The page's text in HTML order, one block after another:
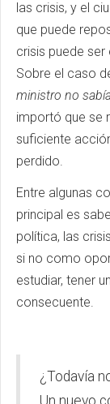
las crisis, y el
que puede
crisis puede
Sobre el caso
ministro no
importó que se
suficiente
perdido.
Entre algunas
principal es
política, las
si no como
estudiar, tener
consecuente.
¿Todavía
Un nuevo